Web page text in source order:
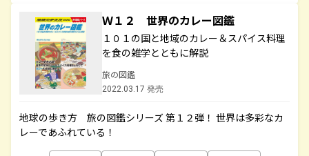
Ｗ１２ 世界のカレー図鑑
１０１の国と地域のカレー＆スパイス料理
を食の雑学とともに解説
旅の図鑑
2022.03.17 発売
地球の歩き方 旅の図鑑シリーズ 第１２弾！ 世界は多彩なカ
レーであふれている！